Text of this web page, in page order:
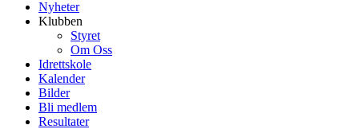
Nyheter
Klubben
Styret
Om Oss
Idrettskole
Kalender
Bilder
Bli medlem
Resultater